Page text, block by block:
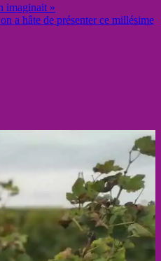
imaginait »
a hâte de présenter ce millésime